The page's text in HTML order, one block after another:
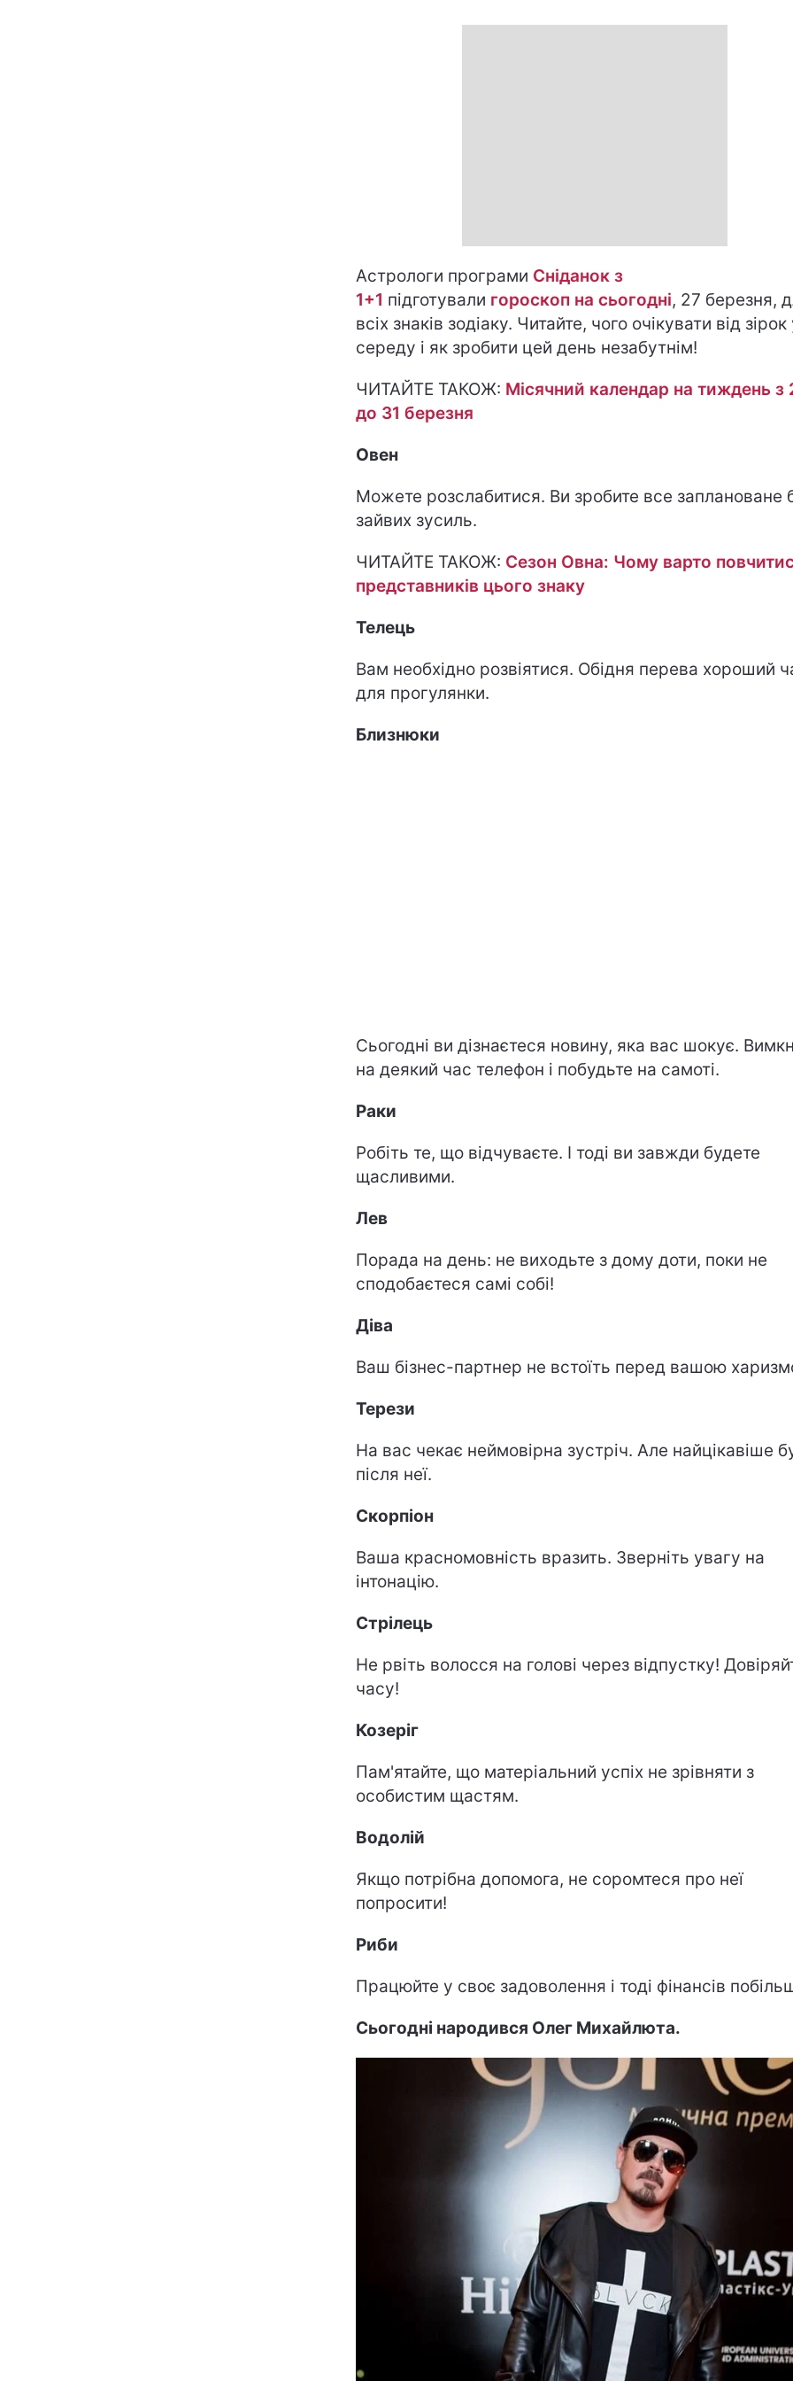
Астрологи програми Сніданок з
1+1 підготували гороскоп на cьогодні, 27 березня,
всіх знаків зодіаку. Читайте, чого очікувати від зірок
середу і як зробити цей день незабутнім!
ЧИТАЙТЕ ТАКОЖ: Місячний календар на тиждень з
до 31 березня
Овен
Можете розслабитися. Ви зробите все заплановане
зайвих зусиль.
ЧИТАЙТЕ ТАКОЖ: Сезон Овна: Чому варто
представників цього знаку
Телець
Вам необхідно розвіятися. Обідня перева хороший
для прогулянки.
Близнюки
Сьогодні ви дізнаєтеся новину, яка вас шокує.
на деякий час телефон і побудьте на самоті.
Раки
Робіть те, що відчуваєте. І тоді ви завжди будете
щасливими.
Лев
Порада на день: не виходьте з дому доти, поки не
сподобаєтеся самі собі!
Діва
Ваш бізнес-партнер не встоїть перед вашою
Терези
На вас чекає неймовірна зустріч. Але найцікавіше
після неї.
Скорпіон
Ваша красномовність вразить. Зверніть увагу на
інтонацію.
Стрілець
Не рвіть волосся на голові через відпустку!
часу!
Козеріг
Пам'ятайте, що матеріальний успіх не зрівняти з
особистим щастям.
Водолій
Якщо потрібна допомога, не соромтеся про неї
попросити!
Риби
Працюйте у своє задоволення і тоді фінансів
Сьогодні народився Олег Михайлюта.